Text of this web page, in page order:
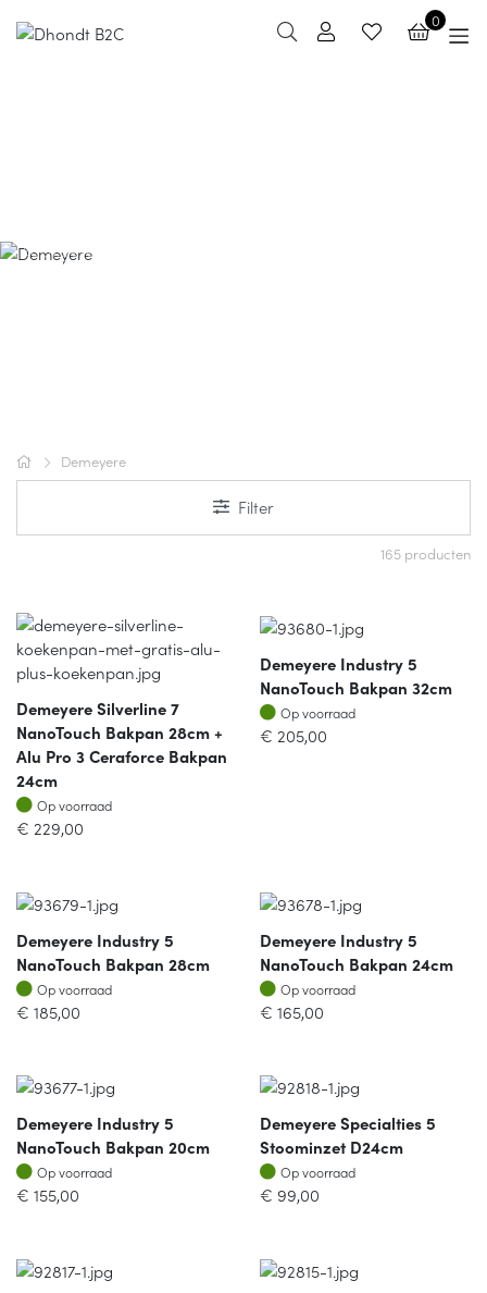
0
kookgerei en inductiepotten en -pannen. Het Belgische
merk wordt geliefd door professionele chefs en
Demeyere
Filter
165 producten
Demeyere Silverline 7
NanoTouch Bakpan 28cm +
Alu Pro 3 Ceraforce Bakpan
24cm
Op voorraad
Op voorraad
€ 229,00
Demeyere Industry 5
NanoTouch Bakpan 32cm
Op voorraad
Op voorraad
€ 205,00
Demeyere Industry 5
NanoTouch Bakpan 28cm
Op voorraad
Op voorraad
€ 185,00
Demeyere Industry 5
NanoTouch Bakpan 24cm
Op voorraad
Op voorraad
€ 165,00
Demeyere Industry 5
NanoTouch Bakpan 20cm
Op voorraad
Op voorraad
€ 155,00
Demeyere Specialties 5
Stoominzet D24cm
Op voorraad
Op voorraad
€ 99,00